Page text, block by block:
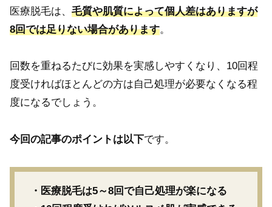
医療脱毛は、 毛質や肌質によって個人差はありますが
8回では足りない場合があります。
回数を重ねるたびに効果を実感しやすくなり、10回程
度受ければほとんどの方は自己処理が必要なくなる程
度になるでしょう。
今回の記事のポイントは以下です。
・医療脱毛は5～8回で自己処理が楽になる